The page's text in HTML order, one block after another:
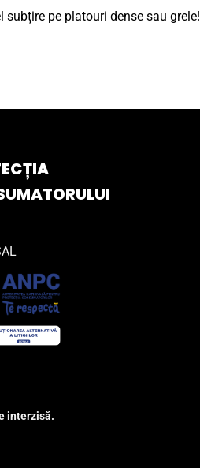
pe platouri dense sau grele!
interzisă.